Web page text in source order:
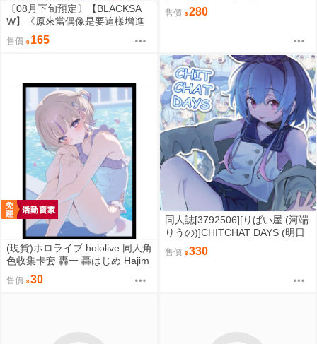
〔08月下旬預定〕【BLACKSA
W】《原來當偶像是要這樣增進
感情的嗎？》B5/24P黑白內頁/繁
體中文/無修正⬢黑市兔－心動大
售價 165
售價 280
(現貨)ホロライブ hololive 同人角
色收集卡套 轟一 轟はじめ Hajim
e 泳裝ver.（單售）
售價 30
同人誌[3792506][りばい屋 (河端
りうの)]CHITCHAT DAYS (明日
售價 330